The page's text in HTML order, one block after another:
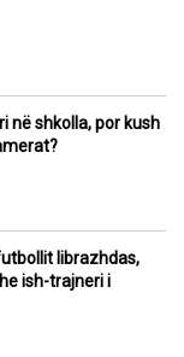
në shkolla, por kush
librazhdas,
ish-trajneri i